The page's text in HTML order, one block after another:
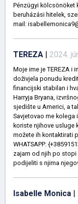
Pénzügyi kölcsönöket
beruházási hitelek,
mail:
TEREZA | 2024.
Moje ime je TEREZA i
doživjela ponudu
financijski stabilan i
Harryja Bryana,
sjedište u Americi, a
Savjetovao me kolega
koriste njihove usluge
možete ih kontaktirati
WHATSAPP:
zajam od njih po stopi
podijeliti s njima
Isabelle Monica |